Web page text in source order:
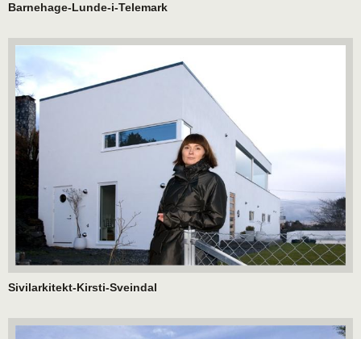
Barnehage-Lunde-i-Telemark
Sivilarkitekt-Kirsti-Sveindal